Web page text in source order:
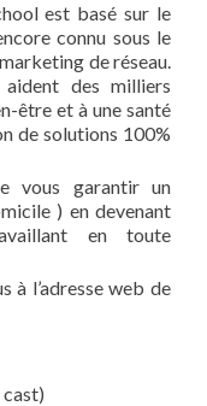
est basé sur le
connu sous le
de réseau.
des milliers
être et à une santé
de solutions 100%
vous garantir un
) en devenant
en toute
à l’adresse web de